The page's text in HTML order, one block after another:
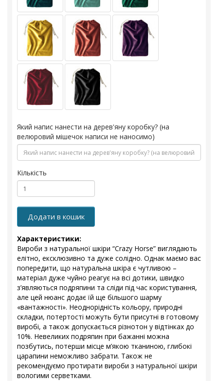
Який напис нанести на дерев'яну коробку? (на
велюровий мішечок написи не наносимо)
Кількість
Додати в кошик
Характеристики:
Вироби з натуральної шкіри “Crazy Horse” виглядають
елітно, ексклюзивно та дуже солідно. Однак маємо вас
попередити, що натуральна шкіра є чутливою –
матеріал дуже чуйно реагує на всі дотики, швидко
з’являються подряпини та сліди під час користування,
але цей нюанс додає їй ще більшого шарму
«вантажності». Неоднорідність кольору, природні
складки, потертості можуть бути присутні в готовому
виробі, а також допускається різнотон у відтінках до
10%. Невеликих подряпин при бажанні можна
позбутись, потерши місце м’якою тканиною, глибокі
царапини неможливо забрати. Також не
рекомендуємо протирати вироби з натуральної шкіри
вологими серветками.